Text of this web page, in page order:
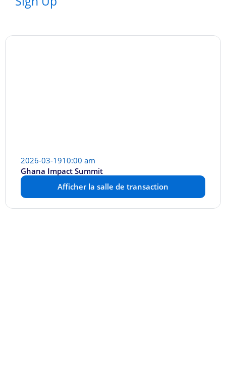
2026-03-1910:00 am
Ghana Impact Summit
Afficher la salle de transaction